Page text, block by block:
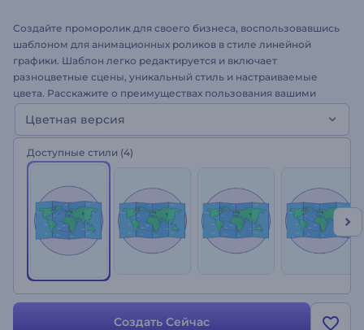
Создайте проморолик для своего бизнеса, воспользовавшись
шаблоном для анимационных роликов в стиле линейной
графики. Шаблон легко редактируется и включает
разноцветные сцены, уникальный стиль и настраиваемые
цвета. Расскажите о преимуществах пользования вашими
услугами, объясните, как работает ваш продукт с лучшим
решением от Renderforest. Набор для создания анимации
“Линейная графика”, включающий более 200 сцен,
персонажей и иконок, отлично подойдет для создания
рекламных роликов и многого другого. Загрузите свои файлы
и выберите музыкальный трек - создайте собственное видео
уже сегодня!
Цветная версия
Доступные стили (4)
Создать Сейчас